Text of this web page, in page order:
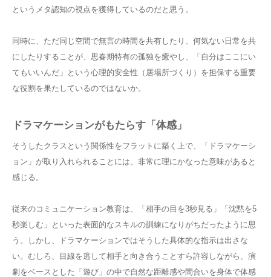
というメタ認知の視点を獲得しているのだと思う。
同時に、ただ同じ空間で無言の時間を共有したり、何気ない日常を共
にしたりすることが、思春期特有の孤独を癒やし、「自分はここにい
てもいいんだ」という心理的安全性（居場所づくり）を担保する重要
な役割を果たしているのではないか。
ドラマケーションがもたらす「体感」
そうしたクラスという関係性をフラットに築く上で、「ドラマケーシ
ョン」が取り入れられることには、非常に理にかなった意味があると
感じる。
従来のコミュニケーション教育は、「相手の目を3秒見る」「沈黙を5
秒楽しむ」といった表面的なスキルの訓練になりがちだったように思
う。しかし、ドラマケーションではそうした具体的な指示は出さな
い。むしろ、目線を逃して相手と向き合うことすら許容しながら、演
劇をベースとした「遊び」の中で自然な距離感や間合いを身体で体感